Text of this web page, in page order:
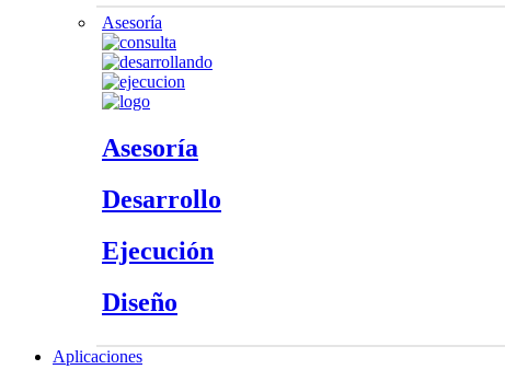
Asesoría
Asesoría
Desarrollo
Ejecución
Diseño
Aplicaciones